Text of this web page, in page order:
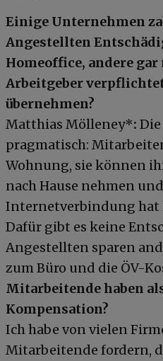
Einige Unternehmen
Angestellten
Homeoffice, andere
Arbeitgeber
übernehmen?
Matthias Mölleney*:
pragmatisch:
Wohnung, sie können
nach Hause nehmen
Internetverbindung hat
Dafür gibt es keine
Angestellten sparen
zum Büro und die ÖV-
Mitarbeitende haben
Kompensation?
Ich habe von vielen
Mitarbeitende fordern,